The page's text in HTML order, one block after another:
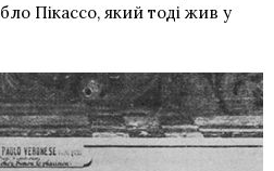
Пікассо, який тоді жив у